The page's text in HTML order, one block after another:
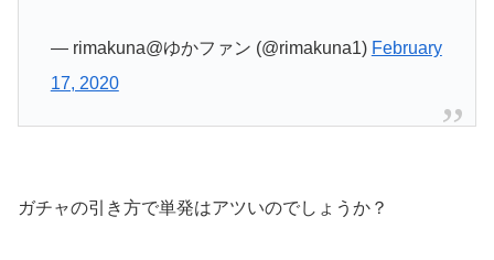
— rimakuna@ゆかファン (@rimakuna1) February
17, 2020
ガチャの引き方で単発はアツいのでしょうか？